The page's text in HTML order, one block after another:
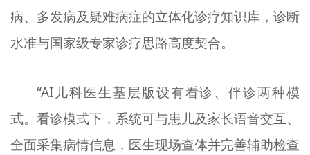
病、多发病及疑难病症的立体化诊疗知识库，诊断
水准与国家级专家诊疗思路高度契合。
“AI儿科医生基层版设有看诊、伴诊两种模
式。看诊模式下，系统可与患儿及家长语音交互、
全面采集病情信息，医生现场查体并完善辅助检查